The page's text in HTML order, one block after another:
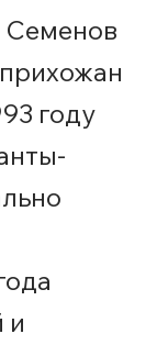
Семенов
году
и